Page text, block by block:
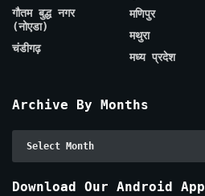
गौतम बुद्ध नगर
(नोएडा)
चंडीगढ़
मणिपुर
मथुरा
मध्य प्रदेश
Archive By Months
Archive
Download Our Android App